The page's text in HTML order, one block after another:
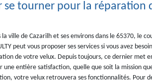
se tourner pour la réparation
la ville de Cazarilh et ses environs dans le 65370, le
peut vous proposer ses services si vous avez
de votre velux. Depuis toujours, ce dernier met
une entière satisfaction, quelle que soit la mission
votre velux retrouvera ses fonctionnalités. Pour